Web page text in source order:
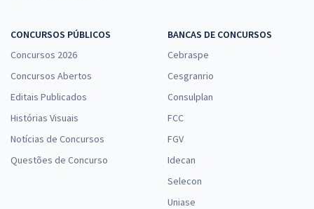
CONCURSOS PÚBLICOS
Concursos 2026
Concursos Abertos
Editais Publicados
Histórias Visuais
Notícias de Concursos
Questões de Concurso
BANCAS DE CONCURSOS
Cebraspe
Cesgranrio
Consulplan
FCC
FGV
Idecan
Selecon
Uniase